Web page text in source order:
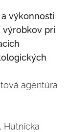
výkonnosti
výrobkov pri
agentúra
Hutnícka